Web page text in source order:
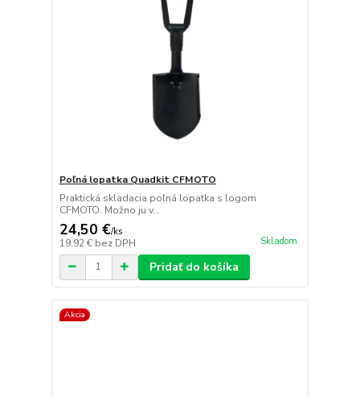
Poľná lopatka Quadkit CFMOTO
Praktická skladacia poľná lopatka s logom
CFMOTO. Možno ju v...
24,50 €/ks
19,92 € bez DPH Skladom
Pridať do košíka
Akcia